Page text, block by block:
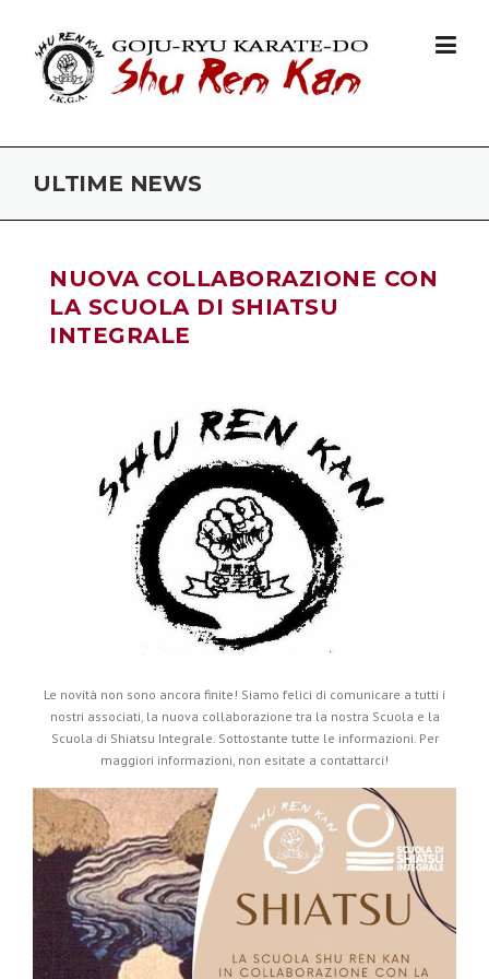
ULTIME NEWS
NUOVA COLLABORAZIONE CON
LA SCUOLA DI SHIATSU
INTEGRALE
Le novità non sono ancora finite! Siamo felici di comunicare a tutti i
nostri associati, la nuova collaborazione tra la nostra Scuola e la
Scuola di Shiatsu Integrale. Sottostante tutte le informazioni. Per
maggiori informazioni, non esitate a contattarci!